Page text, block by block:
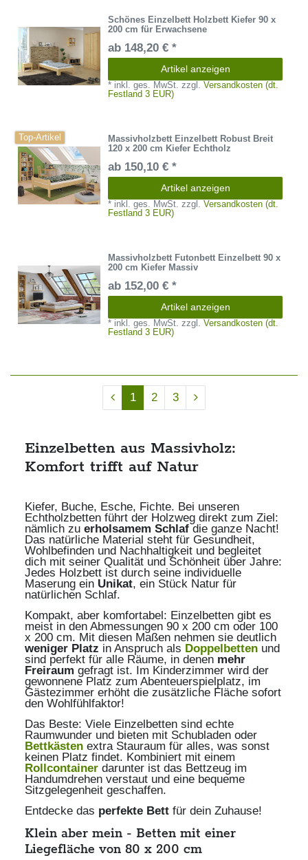
Schönes Einzelbett Holzbett Kiefer 90 x
200 cm für Erwachsene
ab 148,20 € *
Artikel anzeigen
* inkl. ges. MwSt. zzgl.Versandkosten (dt.
Festland 3 EUR)
Top-Artikel
Massivholzbett Einzelbett Robust Breit
120 x 200 cm Kiefer Echtholz
ab 150,10 € *
Artikel anzeigen
* inkl. ges. MwSt. zzgl.Versandkosten (dt.
Festland 3 EUR)
Massivholzbett Futonbett Einzelbett 90 x
200 cm Kiefer Massiv
ab 152,00 € *
Artikel anzeigen
* inkl. ges. MwSt. zzgl.Versandkosten (dt.
Festland 3 EUR)
1 2 3
Einzelbetten aus Massivholz:
Komfort trifft auf Natur
Kiefer, Buche, Esche, Fichte. Bei unseren
Echtholzbetten führt der Holzweg direkt zum Ziel:
nämlich zu erholsamem Schlafdie ganze Nacht!
Das natürliche Material steht für Gesundheit,
Wohlbefinden und Nachhaltigkeit und begleitet
dich mit seiner Qualität und Schönheit über Jahre:
Jedes Holzbett ist durch seine individuelle
Maserung ein Unikat, ein Stück Natur für
natürlichen Schlaf.
Kompakt, aber komfortabel: Einzelbetten gibt es
meist in den Abmessungen 90 x 200 cm oder 100
x 200 cm. Mit diesen Maßen nehmen sie deutlich
weniger Platz in Anspruch als Doppelbetten und
sind perfekt für alle Räume, in denen mehr
Freiraum gefragt ist. Im Kinderzimmer wird der
gewonnene Platz zum Abenteuerspielplatz, im
Gästezimmer erhöht die zusätzliche Fläche sofort
den Wohlfühlfaktor!
Das Beste: Viele Einzelbetten sind echte
Raumwunder und bieten mit Schubladen oder
Bettkästen extra Stauraum für alles, was sonst
keinen Platz findet. Kombiniert mit einem
Rollcontainer darunter ist das Bettzeug im
Handumdrehen verstaut und eine bequeme
Sitzgelegenheit geschaffen.
Entdecke das perfekte Bett für dein Zuhause!
Klein aber mein - Betten mit einer
Liegefläche von 80 x 200 cm